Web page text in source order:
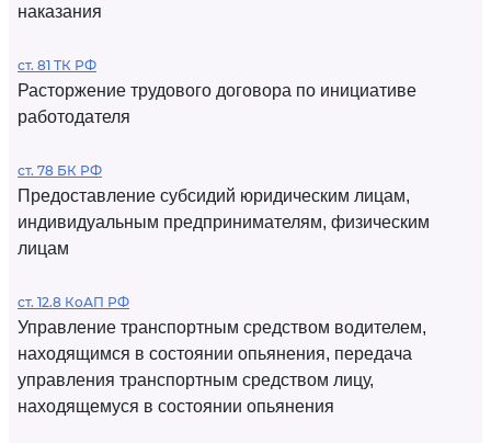
наказания
ст. 81 ТК РФ
Расторжение трудового договора по инициативе
работодателя
ст. 78 БК РФ
Предоставление субсидий юридическим лицам,
индивидуальным предпринимателям, физическим
лицам
ст. 12.8 КоАП РФ
Управление транспортным средством водителем,
находящимся в состоянии опьянения, передача
управления транспортным средством лицу,
находящемуся в состоянии опьянения